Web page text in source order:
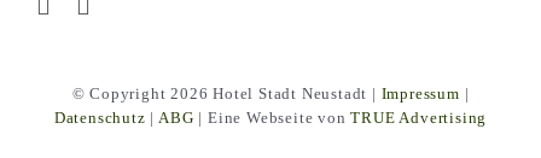
© Copyright 2026 Hotel Stadt Neustadt | Impressum |
Datenschutz | ABG | Eine Webseite vonTRUE Advertising